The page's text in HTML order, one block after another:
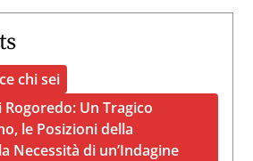
chi sei
Un Tragico
le Posizioni della
Necessità di un’Indagine